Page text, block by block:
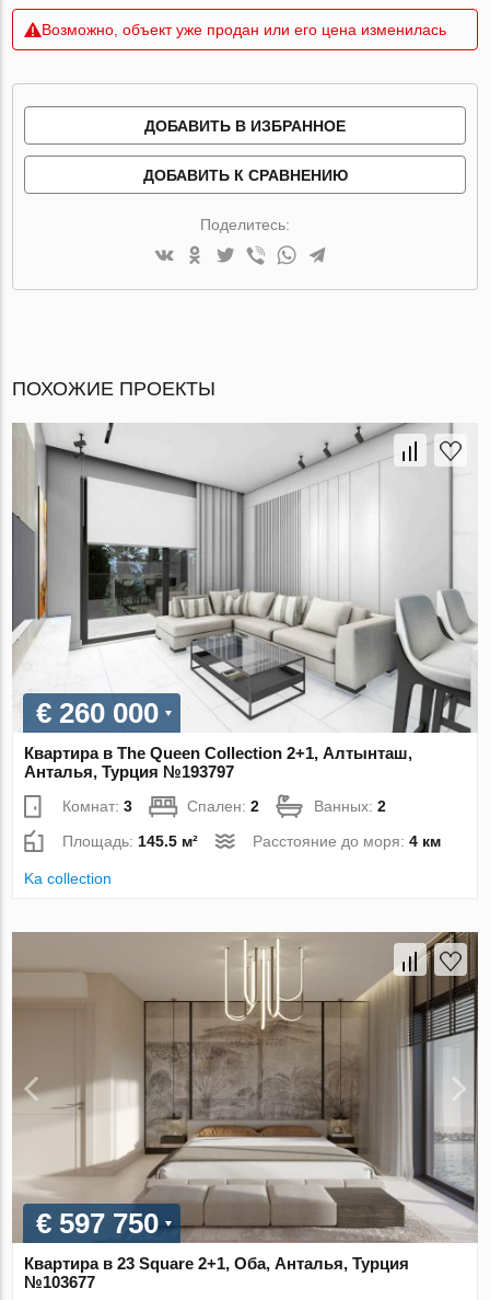
Возможно, объект уже продан или его цена изменилась
ДОБАВИТЬ В ИЗБРАННОЕ
ДОБАВИТЬ К СРАВНЕНИЮ
Поделитесь:
ПОХОЖИЕ ПРОЕКТЫ
€ 260 000
Квартира в The Queen Collection 2+1, Алтынташ,
Анталья, Турция №193797
Комнат:3 Спален:2 Ванных:2
Площадь:145.5 м² Расстояние до моря:4 км
Ka collection
€ 597 750
Квартира в 23 Square 2+1, Оба, Анталья, Турция
№103677